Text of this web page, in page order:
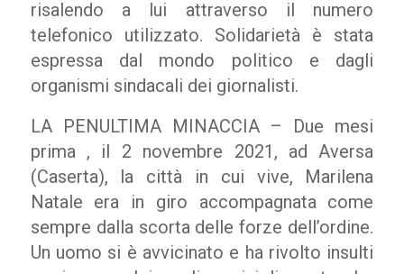
risalendo a lui attraverso il numero
telefonico utilizzato. Solidarietà è stata
espressa dal mondo politico e dagli
organismi sindacali dei giornalisti.
LA PENULTIMA MINACCIA – Due mesi
prima , il 2 novembre 2021, ad Aversa
(Caserta), la città in cui vive, Marilena
Natale era in giro accompagnata come
sempre dalla scorta delle forze dell’ordine.
Un uomo si è avvicinato e ha rivolto insulti